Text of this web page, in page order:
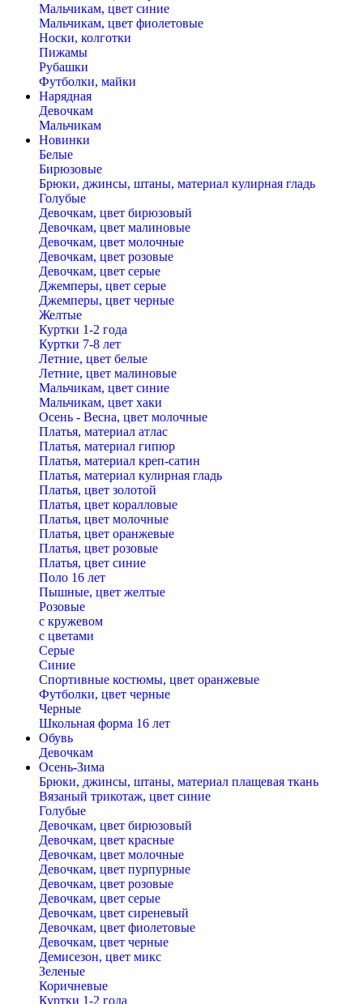
Мальчикам, цвет синие
Мальчикам, цвет фиолетовые
Носки, колготки
Пижамы
Рубашки
Футболки, майки
Нарядная
Девочкам
Мальчикам
Новинки
Белые
Бирюзовые
Брюки, джинсы, штаны, материал кулирная гладь
Голубые
Девочкам, цвет бирюзовый
Девочкам, цвет малиновые
Девочкам, цвет молочные
Девочкам, цвет розовые
Девочкам, цвет серые
Джемперы, цвет серые
Джемперы, цвет черные
Желтые
Куртки 1-2 года
Куртки 7-8 лет
Летние, цвет белые
Летние, цвет малиновые
Мальчикам, цвет синие
Мальчикам, цвет хаки
Осень - Весна, цвет молочные
Платья, материал атлас
Платья, материал гипюр
Платья, материал креп-сатин
Платья, материал кулирная гладь
Платья, цвет золотой
Платья, цвет коралловые
Платья, цвет молочные
Платья, цвет оранжевые
Платья, цвет розовые
Платья, цвет синие
Поло 16 лет
Пышные, цвет желтые
Розовые
с кружевом
с цветами
Серые
Синие
Спортивные костюмы, цвет оранжевые
Футболки, цвет черные
Черные
Школьная форма 16 лет
Обувь
Девочкам
Осень-Зима
Брюки, джинсы, штаны, материал плащевая ткань
Вязаный трикотаж, цвет синие
Голубые
Девочкам, цвет бирюзовый
Девочкам, цвет красные
Девочкам, цвет молочные
Девочкам, цвет пурпурные
Девочкам, цвет розовые
Девочкам, цвет серые
Девочкам, цвет сиреневый
Девочкам, цвет фиолетовые
Девочкам, цвет черные
Демисезон, цвет микс
Зеленые
Коричневые
Куртки 1-2 года